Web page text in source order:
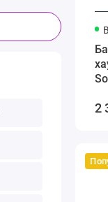
1
1
2